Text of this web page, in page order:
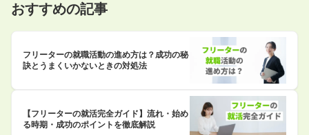
おすすめの記事
フリーターの就職活動の進め方は？成功の秘
訣とうまくいかないときの対処法
【フリーターの就活完全ガイド】流れ・始め
る時期・成功のポイントを徹底解説